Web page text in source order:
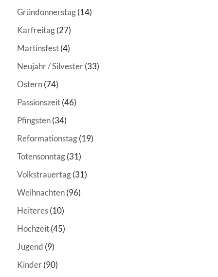
Gründonnerstag(14)
Karfreitag(27)
Martinsfest(4)
Neujahr / Silvester(33)
Ostern(74)
Passionszeit(46)
Pfingsten(34)
Reformationstag(19)
Totensonntag(31)
Volkstrauertag(31)
Weihnachten(96)
Heiteres(10)
Hochzeit(45)
Jugend (9)
Kinder(90)